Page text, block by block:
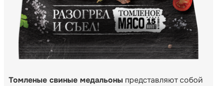
Томленые свиные медальоны представляют собой